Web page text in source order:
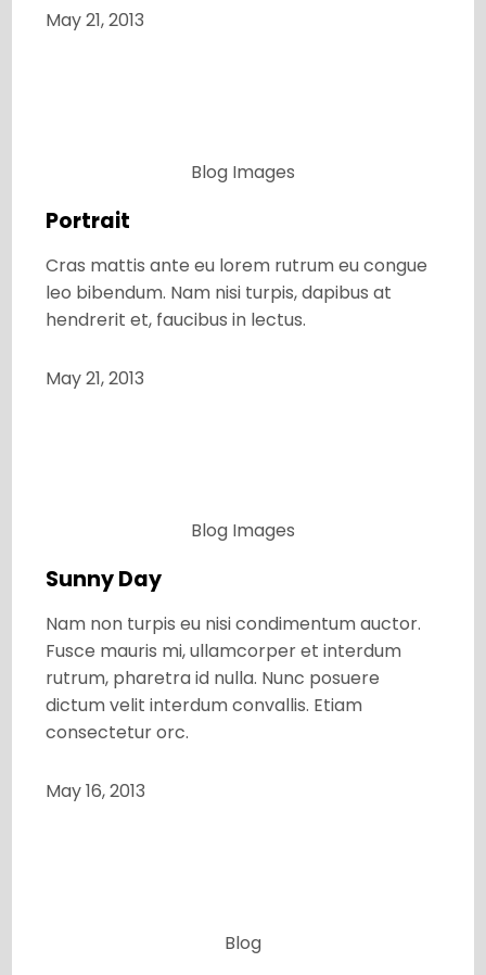
May 21, 2013
Blog Images
Portrait
Cras mattis ante eu lorem rutrum eu congue
leo bibendum. Nam nisi turpis, dapibus at
hendrerit et, faucibus in lectus.
May 21, 2013
Blog Images
Sunny Day
Nam non turpis eu nisi condimentum auctor.
Fusce mauris mi, ullamcorper et interdum
rutrum, pharetra id nulla. Nunc posuere
dictum velit interdum convallis. Etiam
consectetur orc.
May 16, 2013
Blog